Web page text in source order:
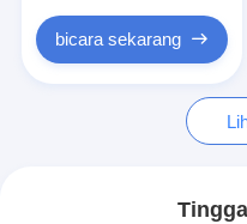
Semua Kasus
bicara sekarang